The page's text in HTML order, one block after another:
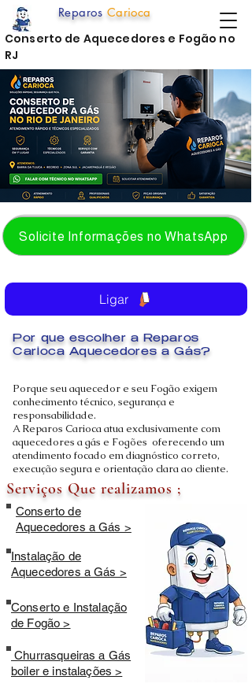
Solicite Informações no WhatsApp
Porque seu aquecedor e seu Fogão exigem
conhecimento técnico, segurança e
responsabilidade.
A Reparos Carioca atua exclusivamente com
aquecedores a gás e Fogões oferecendo um
atendimento focado em diagnóstico correto,
execução segura e orientação clara ao cliente.
Reparos Carioca
Por que escolher a Reparos
Carioca Aquecedores a Gás?
Serviços Que realizamos ;
Conserto de
Aquecedores a Gás >
Instalação de
Aquecedores a Gás >
Conserto e Instalação
de Fogão >
Churrasqueiras a Gás
boiler e instalações >
Ligar
Conserto de Aquecedores e Fogão no
RJ